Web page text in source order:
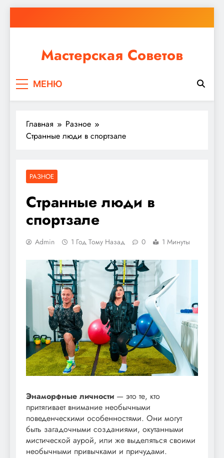
к
Мастерская Советов
ремонт или крупное строительство, в Мастерской
МЕНЮ
Главная
Разное
Странные люди в спортзале
РАЗНОЕ
Странные люди в
спортзале
Admin 1 Год Тому Назад 0 1 Минуты
Энаморфные личности — это те, кто
притягивает внимание необычными
поведенческими особенностями. Они могут
быть загадочными созданиями, окутанными
мистической аурой, или же выделяться своими
необычными привычками и причудами.